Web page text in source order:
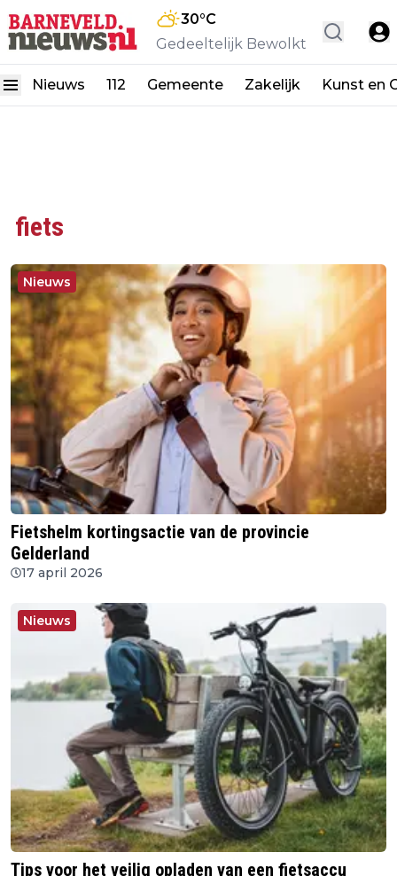
30°C
Gedeeltelijk Bewolkt
Nieuws 112 Gemeente Zakelijk Kunst en
fiets
Nieuws
Fietshelm kortingsactie van de provincie
Gelderland
17 april 2026
Nieuws
Tips voor het veilig opladen van een fietsaccu